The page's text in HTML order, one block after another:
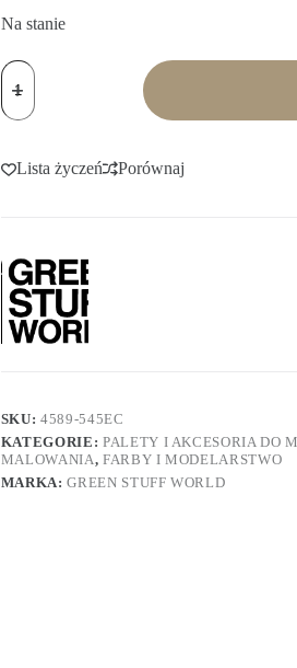
Na stanie
ilość
Hydro
Foams
x2
Lista życzeń Porównaj
SKU:4589-545EC
KATEGORIE: PALETY I AKCESORIA DO
MALOWANIA, FARBY I MODELARSTWO
MARKA:GREEN STUFF WORLD